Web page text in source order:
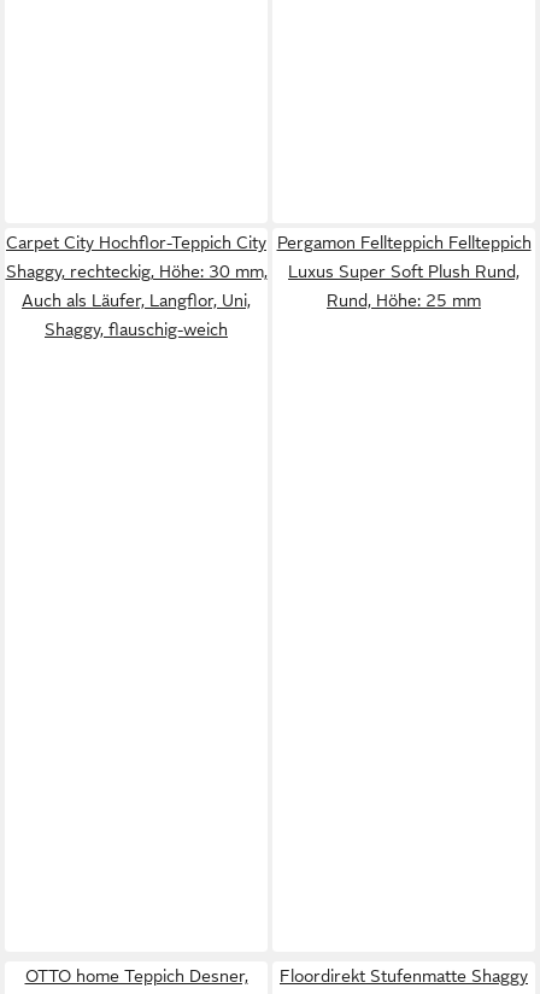
Carpet City Hochflor-Teppich City
Shaggy, rechteckig, Höhe: 30 mm,
Auch als Läufer, Langflor, Uni,
Shaggy, flauschig-weich
Pergamon Fellteppich Fellteppich
Luxus Super Soft Plush Rund,
Rund, Höhe: 25 mm
OTTO home Teppich Desner,
Floordirekt Stufenmatte Shaggy